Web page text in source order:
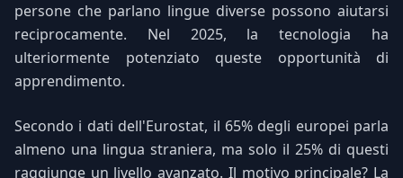
persone che parlano lingue diverse possono aiutarsi
reciprocamente. Nel 2025, la tecnologia ha
ulteriormente potenziato queste opportunità di
apprendimento.
Secondo i dati dell'Eurostat, il 65% degli europei parla
almeno una lingua straniera, ma solo il 25% di questi
raggiunge un livello avanzato. Il motivo principale? La